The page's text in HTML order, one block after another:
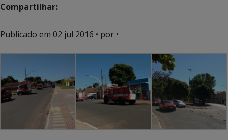
Compartilhar:
Publicado em 02 jul 2016 • por •